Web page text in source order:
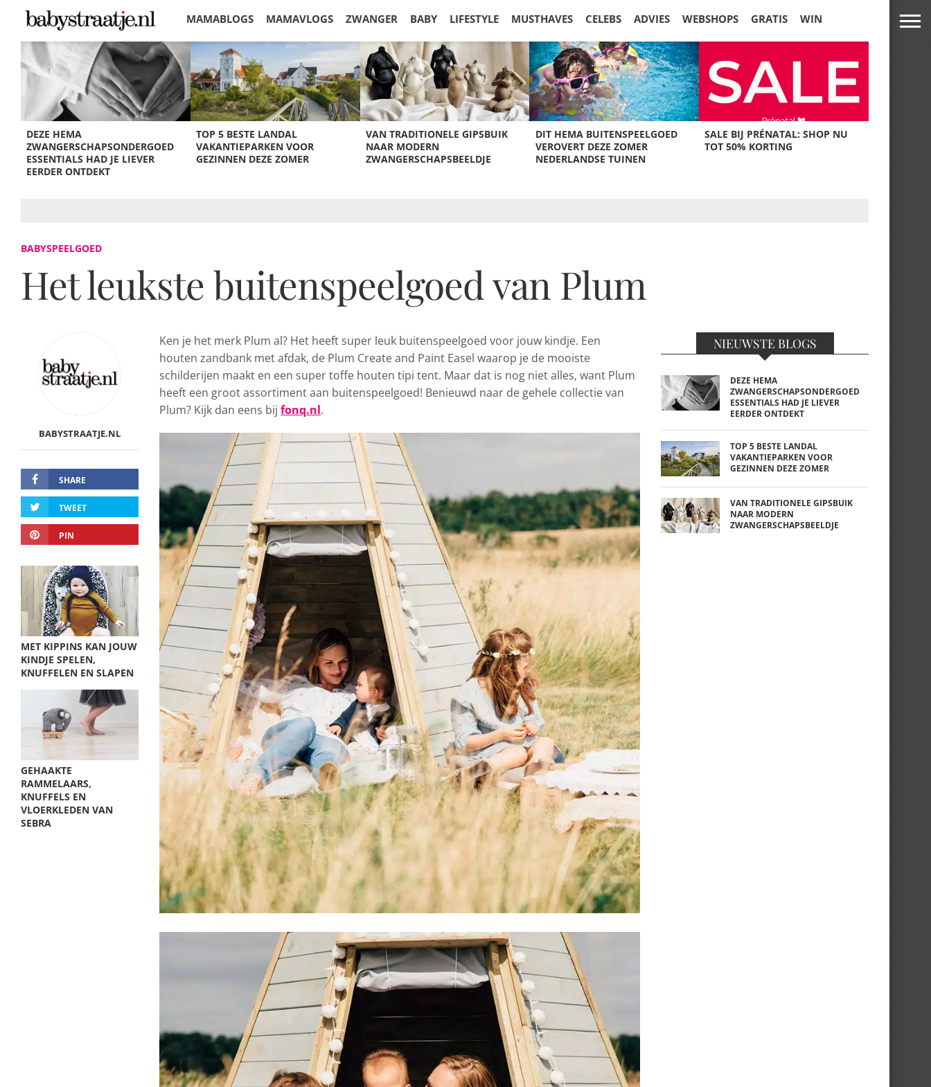
MAMABLOGS MAMAVLOGS ZWANGER BABY LIFESTYLE MUSTHAVES CELEBS ADVIES WEBSHOPS GRATIS WIN
KORTINGEN
DEZE HEMA
ZWANGERSCHAPSONDERGOED
ESSENTIALS HAD JE LIEVER
EERDER ONTDEKT
TOP 5 BESTE LANDAL
VAKANTIEPARKEN VOOR
GEZINNEN DEZE ZOMER
VAN TRADITIONELE GIPSBUIK
NAAR MODERN
ZWANGERSCHAPSBEELDJE
DIT HEMA BUITENSPEELGOED
VEROVERT DEZE ZOMER
NEDERLANDSE TUINEN
SALE BIJ PRÉNATAL: SHOP NU
TOT 50% KORTING
BABYSPEELGOED
Het leukste buitenspeelgoed van Plum
BABYSTRAATJE.NL
SHARE
TWEET
PIN
MET KIPPINS KAN JOUW
KINDJE SPELEN,
KNUFFELEN EN SLAPEN
GEHAAKTE
RAMMELAARS,
KNUFFELS EN
VLOERKLEDEN VAN
SEBRA
Ken je het merk Plum al? Het heeft super leuk buitenspeelgoed voor jouw kindje. Een
houten zandbank met afdak, de Plum Create and Paint Easel waarop je de mooiste
schilderijen maakt en een super toffe houten tipi tent. Maar dat is nog niet alles, want Plum
heeft een groot assortiment aan buitenspeelgoed! Benieuwd naar de gehele collectie van
Plum? Kijk dan eens bij fonq.nl.
NIEUWSTE BLOGS
DEZE HEMA
ZWANGERSCHAPSONDERGOED
ESSENTIALS HAD JE LIEVER
EERDER ONTDEKT
TOP 5 BESTE LANDAL
VAKANTIEPARKEN VOOR
GEZINNEN DEZE ZOMER
VAN TRADITIONELE GIPSBUIK
NAAR MODERN
ZWANGERSCHAPSBEELDJE